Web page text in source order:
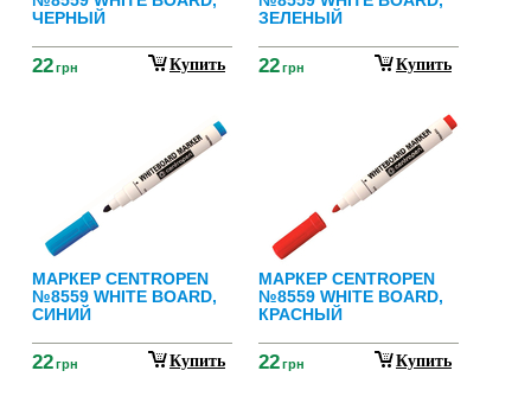
ЧЕРНЫЙ
22грн Купить
ЗЕЛЕНЫЙ
22грн Купить
МАРКЕР CENTROPEN
№8559 WHITE BOARD,
СИНИЙ
22грн Купить
МАРКЕР CENTROPEN
№8559 WHITE BOARD,
КРАСНЫЙ
22грн Купить